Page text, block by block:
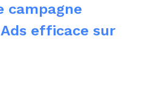
campagne
efficace sur